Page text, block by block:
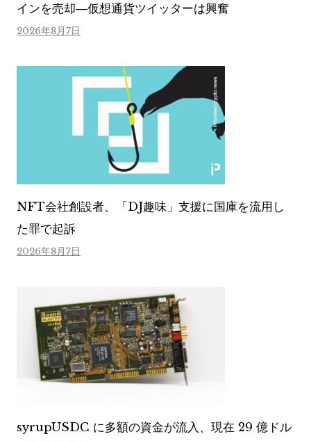
インを売却―仮想通貨ツイッターは興奮
2026年8月7日
NFT会社創設者、「DJ趣味」支援に国庫を流用し
た罪で起訴
2026年8月7日
syrupUSDC に多額の資金が流入、現在 29 億ドル